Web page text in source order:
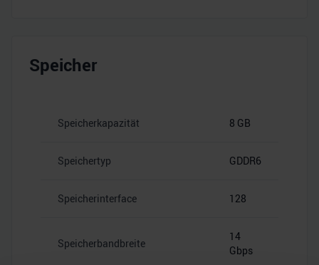
Speicher
Speicherkapazität 8 GB
Speichertyp GDDR6
Speicherinterface 128
Speicherbandbreite
14
Gbps